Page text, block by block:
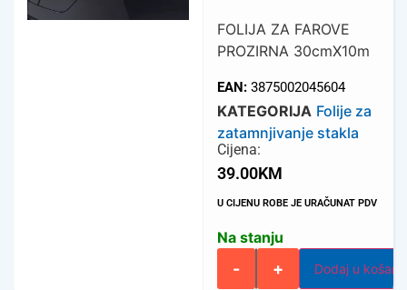
FOLIJA ZA FAROVE
PROZIRNA 30cmX10m
EAN:3875002045604
KATEGORIJA Folije za
zatamnjivanje stakla
Cijena:
39.00KM
U CIJENU ROBE JE URAČUNAT PDV
Na stanju
- + Dodaj u